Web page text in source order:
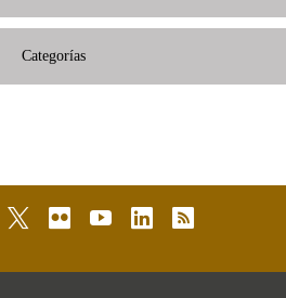
Categorías
twitterflickr youtubelinkedinrss